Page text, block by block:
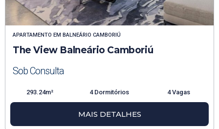
APARTAMENTO EM BALNEÁRIO CAMBORIÚ
The View Balneário Camboriú
Sob Consulta
293.24m² 4 Dormitórios 4 Vagas
MAIS DETALHES